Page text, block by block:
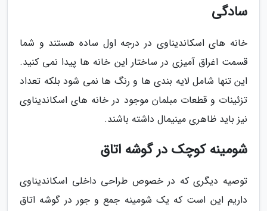
سادگی
خانه های اسکاندیناوی در درجه اول ساده هستند و شما
قسمت اغراق آمیزی در ساختار این خانه ها پیدا نمی کنید.
این تنها شامل لایه بندی ها و رنگ ها نمی شود بلکه تعداد
تزئینات و قطعات مبلمان موجود در خانه های اسکاندیناوی
نیز باید ظاهری مینیمال داشته باشند.
شومینه کوچک در گوشه اتاق
توصیه دیگری که در خصوص طراحی داخلی اسکاندیناوی
داریم این است که یک شومینه جمع و جور در گوشه اتاق